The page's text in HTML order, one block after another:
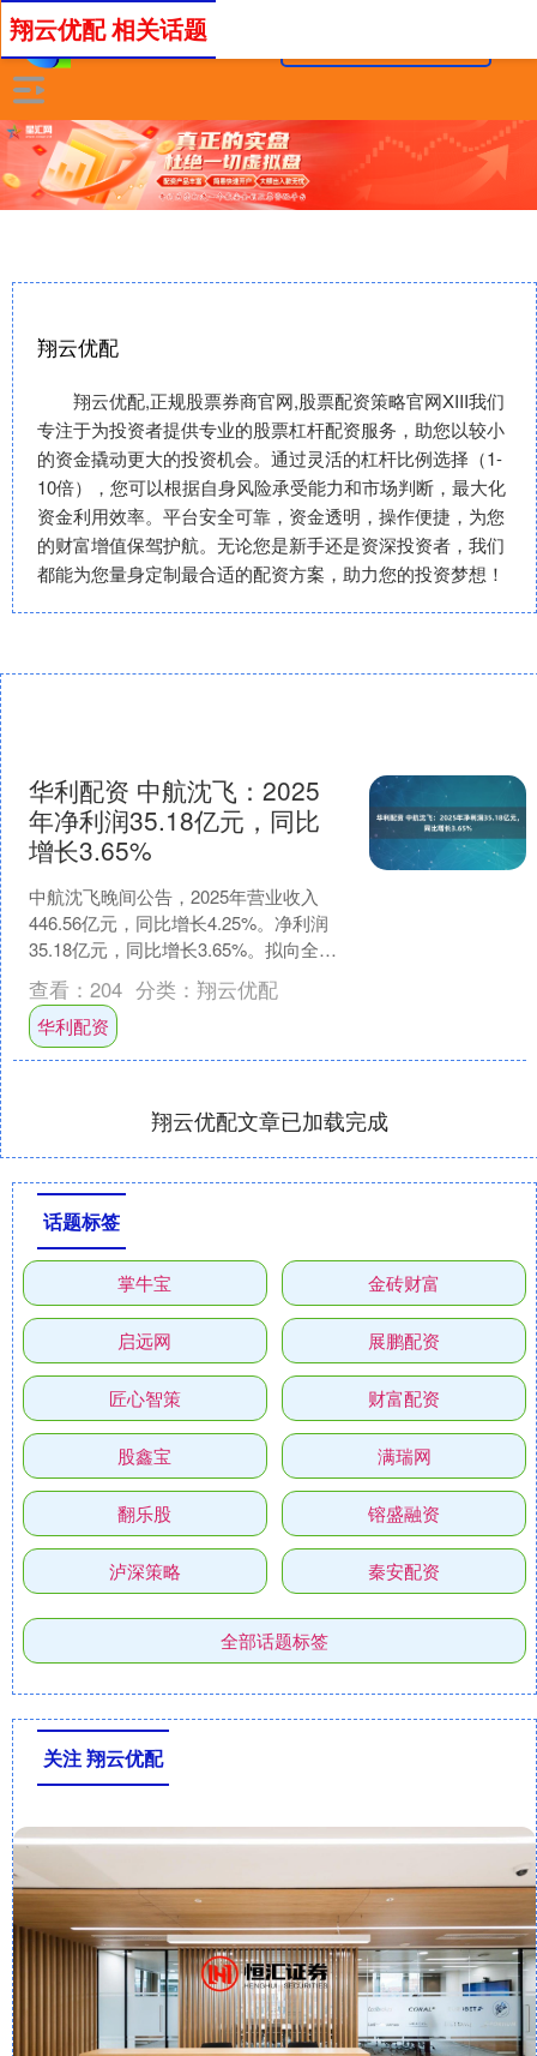
翔云优配
翔云优配,正规股票券商官网,股票配资策略官网XIII‌我们
专注于为投资者提供专业的股票杠杆配资服务，助您以较小
的资金撬动更大的投资机会。通过灵活的杠杆比例选择（1-
10倍），您可以根据自身风险承受能力和市场判断，最大化
资金利用效率。平台安全可靠，资金透明，操作便捷，为您
的财富增值保驾护航。无论您是新手还是资深投资者，我们
都能为您量身定制最合适的配资方案，助力您的投资梦想！
翔云优配 相关话题
华利配资 中航沈飞：2025
年净利润35.18亿元，同比
增长3.65%
中航沈飞晚间公告，2025年营业收入
446.56亿元，同比增长4.25%。净利润
35.18亿元，同比增长3.65%。拟向全体
股东每10股派发现金红利2.65元（....
查看： 204 分类： 翔云优配
华利配资
翔云优配文章已加载完成
话题标签
掌牛宝 金砖财富
启远网 展鹏配资
匠心智策 财富配资
股鑫宝 满瑞网
翻乐股 镕盛融资
泸深策略 秦安配资
全部话题标签
关注 翔云优配